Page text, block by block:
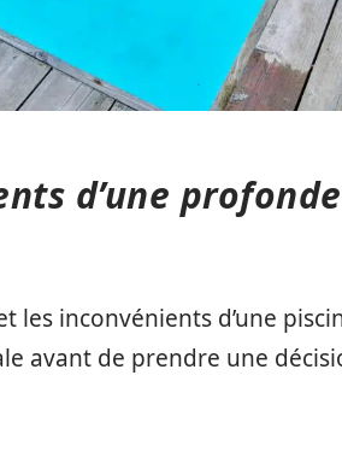
d’une
les inconvénients d’une
avant de prendre une